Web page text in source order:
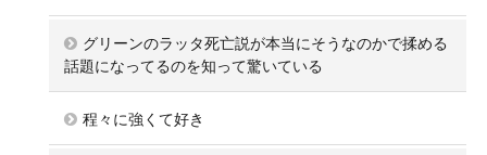
グリーンのラッタ死亡説が本当にそうなのかで揉める
話題になってるのを知って驚いている
程々に強くて好き